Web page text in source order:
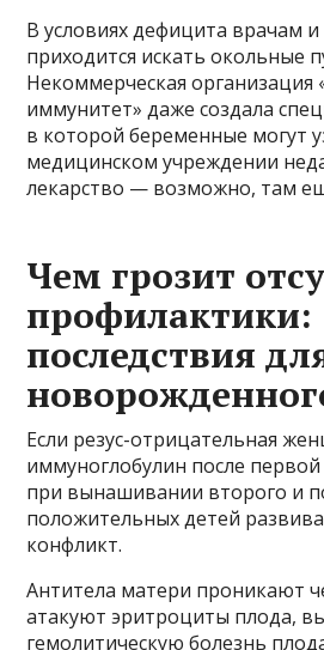
В условиях дефицита врачам
приходится искать окольные
Некоммерческая организация
иммунитет» даже создала
в которой беременные могут
медицинском учреждении
лекарство — возможно, там
Чем грозит
профилактики:
последствия
Если резус-отрицательная
иммуноглобулин после
при вынашивании второго и
положительных детей
конфликт.
Антитела матери проникают
атакуют эритроциты плода,
гемолитическую болезнь